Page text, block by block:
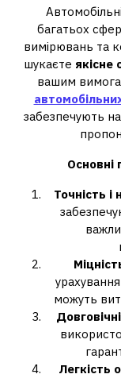
багатьох
вимірювань та
шукаєте якісне
вашим
забезпечують
Основні
Точність і
можуть
Легкість